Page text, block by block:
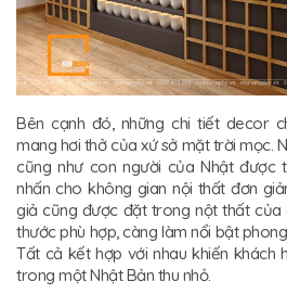
Bên cạnh đó, những chi tiết decor
mang hơi thở của xứ sở mặt trời mọc.
cũng như con người của Nhật được
nhấn cho không gian nội thất đơn
giả cũng được đặt trong nột thất của
thước phù hợp, càng làm nổi bật
Tất cả kết hợp với nhau khiến khách
trong một Nhật Bản thu nhỏ.